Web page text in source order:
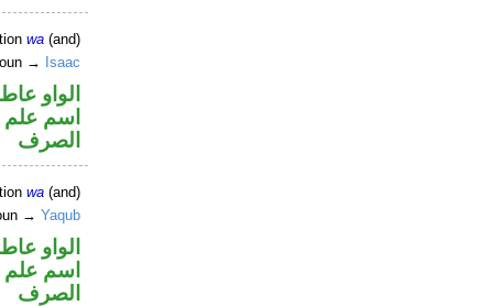
wa (and)
→ Isaac
الواو
اسم علم
الصرف
wa (and)
→Yaqub
الواو
اسم علم
الصرف